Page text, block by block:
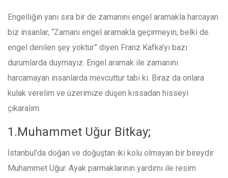
Engelliğin yanı sıra bir de zamanını engel aramakla harcayan
biz insanlar, “Zamanı engel aramakla geçirmeyin, belki de
engel denilen şey yoktur” diyen Franz Kafka’yı bazı
durumlarda duymayız. Engel aramak ile zamanını
harcamayan insanlarda mevcuttur tabi ki. Biraz da onlara
kulak verelim ve üzerimize düşen kıssadan hisseyi
çıkaralım.
1.Muhammet Uğur Bitkay;
İstanbul’da doğan ve doğuştan iki kolu olmayan bir bireydir
Muhammet Uğur. Ayak parmaklarının yardımı ile resim